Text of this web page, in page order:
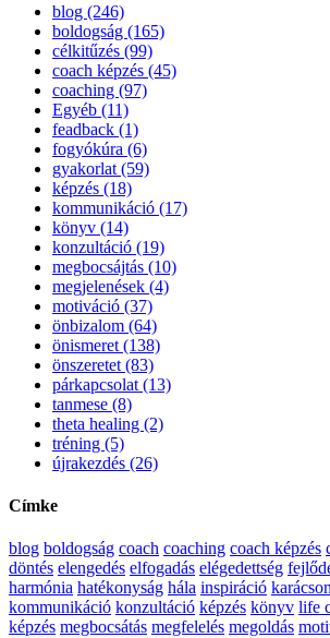
blog (246)
boldogság (165)
célkitűzés (99)
coach képzés (45)
coaching (97)
Egyéb (11)
feadback (1)
fogyókúra (6)
gyakorlat (59)
képzés (18)
kommunikáció (17)
könyv (14)
konzultáció (19)
megbocsájtás (10)
megjelenések (4)
motiváció (37)
önbizalom (64)
önismeret (138)
önszeretet (83)
párkapcsolat (13)
tanmese (8)
theta healing (2)
tréning (5)
újrakezdés (26)
Címke
blog boldogság coach coaching coach képzés
döntés elengedés elfogadás elégedettség
harmónia hatékonyság hála inspiráció
kommunikáció konzultáció képzés könyv life
képzés megbocsátás megfelelés megoldás